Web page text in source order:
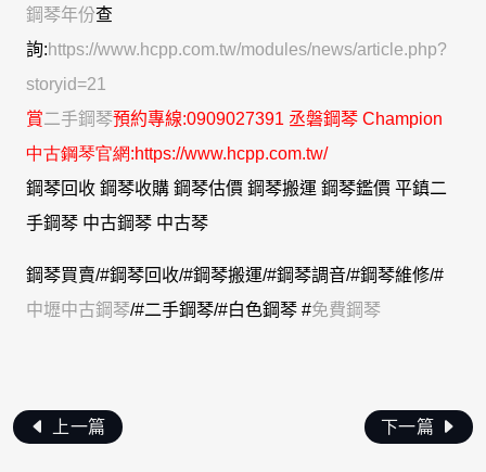
鋼琴年份查
詢:https://www.hcpp.com.tw/modules/news/article.php?
storyid=21
賞二手鋼琴預約專線:0909027391 丞磐鋼琴 Champion
中古鋼琴官網:https://www.hcpp.com.tw/
鋼琴回收 鋼琴收購 鋼琴估價 鋼琴搬運 鋼琴鑑價 平鎮二
手鋼琴 中古鋼琴 中古琴
鋼琴買賣/#鋼琴回收/#鋼琴搬運/#鋼琴調音/#鋼琴維修/#
中壢中古鋼琴/#二手鋼琴/#白色鋼琴 #免費鋼琴
上一篇 下一篇